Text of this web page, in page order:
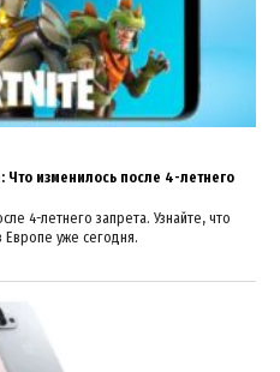
изменилось после 4-летнего
4-летнего запрета. Узнайте, что
Европе уже сегодня.